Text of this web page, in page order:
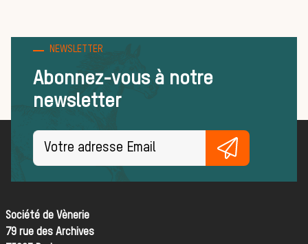
Règles et
bonnes
pratiques
NEWSLETTER
Abonnez-vous à notre
newsletter
Société de Vènerie
79 rue des Archives